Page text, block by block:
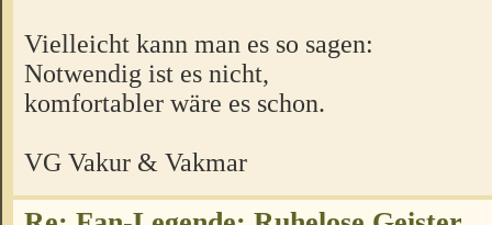
Vielleicht kann man es so sagen:
Notwendig ist es nicht,
komfortabler wäre es schon.
VG Vakur & Vakmar